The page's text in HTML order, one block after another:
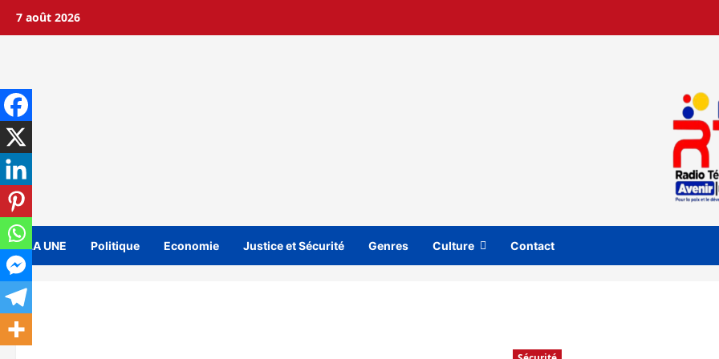
7 août 2026
A LA UNE Politique Economie Justice et Sécurité Genres Culture Contact